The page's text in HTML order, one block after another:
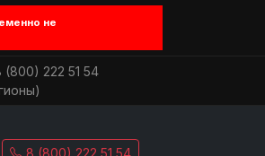
не
(800) 222 51 54
8 (800) 222 51 54